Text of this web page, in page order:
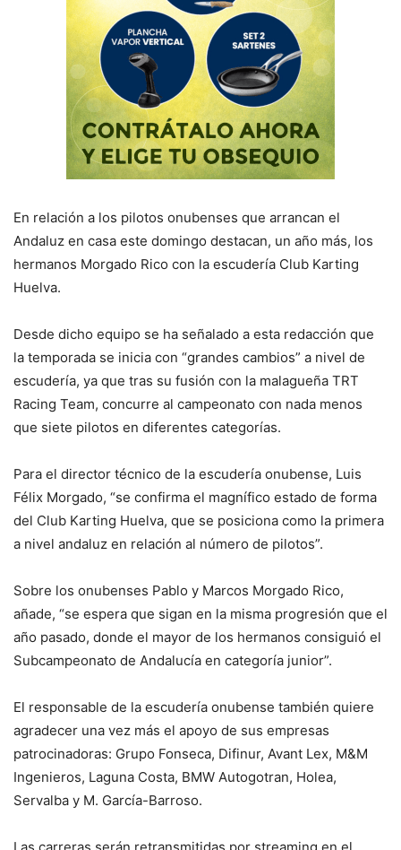
En relación a los pilotos onubenses que arrancan el
Andaluz en casa este domingo destacan, un año más, los
hermanos Morgado Rico con la escudería Club Karting
Huelva.
Desde dicho equipo se ha señalado a esta redacción que
la temporada se inicia con “grandes cambios” a nivel de
escudería, ya que tras su fusión con la malagueña TRT
Racing Team, concurre al campeonato con nada menos
que siete pilotos en diferentes categorías.
Para el director técnico de la escudería onubense, Luis
Félix Morgado, “se confirma el magnífico estado de forma
del Club Karting Huelva, que se posiciona como la primera
a nivel andaluz en relación al número de pilotos”.
Sobre los onubenses Pablo y Marcos Morgado Rico,
añade, “se espera que sigan en la misma progresión que el
año pasado, donde el mayor de los hermanos consiguió el
Subcampeonato de Andalucía en categoría junior”.
El responsable de la escudería onubense también quiere
agradecer una vez más el apoyo de sus empresas
patrocinadoras: Grupo Fonseca, Difinur, Avant Lex, M&M
Ingenieros, Laguna Costa, BMW Autogotran, Holea,
Servalba y M. García-Barroso.